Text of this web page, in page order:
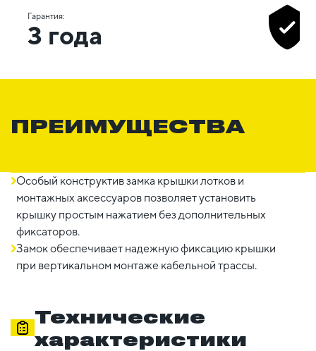
Гарантия:
3 года
ПРЕИМУЩЕСТВА
Особый конструктив замка крышки лотков и
монтажных аксессуаров позволяет установить
крышку простым нажатием без дополнительных
фиксаторов.
Замок обеспечивает надежную фиксацию крышки
при вертикальном монтаже кабельной трассы.
Технические
характеристики